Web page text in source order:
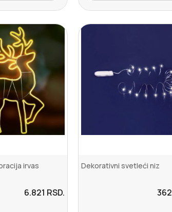
irvas
6.821 RSD.
Dekorativni svetleći niz
362